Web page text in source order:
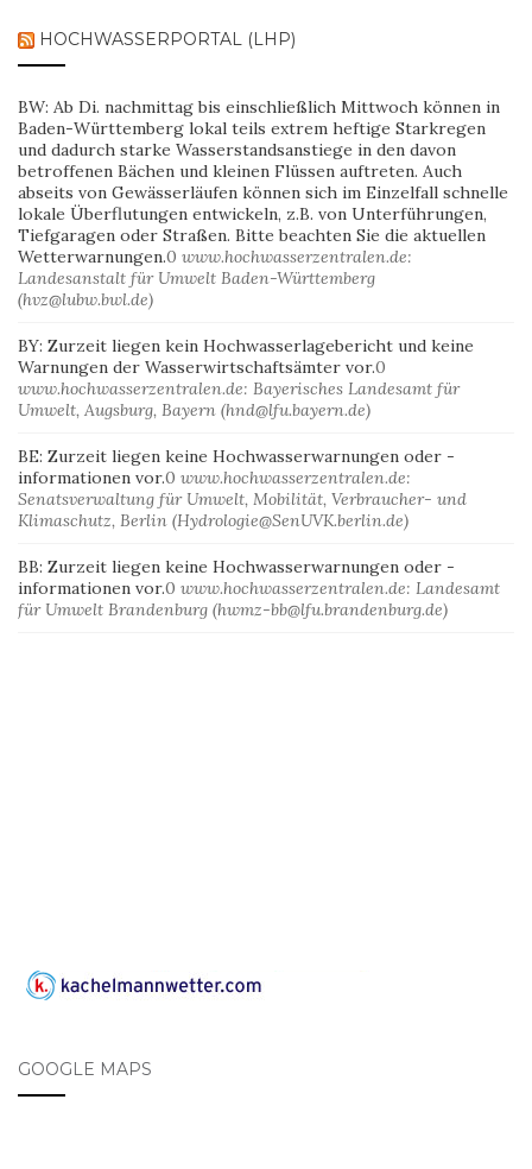
HOCHWASSERPORTAL (LHP)
BW: Ab Di. nachmittag bis einschließlich Mittwoch können in
Baden-Württemberg lokal teils extrem heftige Starkregen
und dadurch starke Wasserstandsanstiege in den davon
betroffenen Bächen und kleinen Flüssen auftreten. Auch
abseits von Gewässerläufen können sich im Einzelfall schnelle
lokale Überflutungen entwickeln, z.B. von Unterführungen,
Tiefgaragen oder Straßen. Bitte beachten Sie die aktuellen
Wetterwarnungen.0 www.hochwasserzentralen.de:
Landesanstalt für Umwelt Baden-Württemberg
(hvz@lubw.bwl.de)
BY: Zurzeit liegen kein Hochwasserlagebericht und keine
Warnungen der Wasserwirtschaftsämter vor.0
www.hochwasserzentralen.de: Bayerisches Landesamt für
Umwelt, Augsburg, Bayern (hnd@lfu.bayern.de)
BE: Zurzeit liegen keine Hochwasserwarnungen oder -
informationen vor.0 www.hochwasserzentralen.de:
Senatsverwaltung für Umwelt, Mobilität, Verbraucher- und
Klimaschutz, Berlin (Hydrologie@SenUVK.berlin.de)
BB: Zurzeit liegen keine Hochwasserwarnungen oder -
informationen vor.0 www.hochwasserzentralen.de: Landesamt
für Umwelt Brandenburg (hwmz-bb@lfu.brandenburg.de)
GOOGLE MAPS